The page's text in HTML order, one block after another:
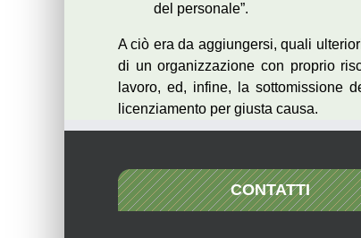
del personale”.
A ciò era da aggiungersi, quali
di un organizzazione con proprio
lavoro, ed, infine, la sottomissione
licenziamento per giusta causa.
CONTATTI